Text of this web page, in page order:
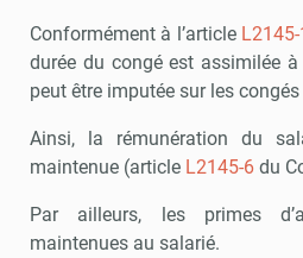
Conformément à l’article
durée du congé est assimilée
peut être imputée sur les
Ainsi, la rémunération du
maintenue (article L2145-6 du
Par ailleurs, les primes
maintenues au salarié.